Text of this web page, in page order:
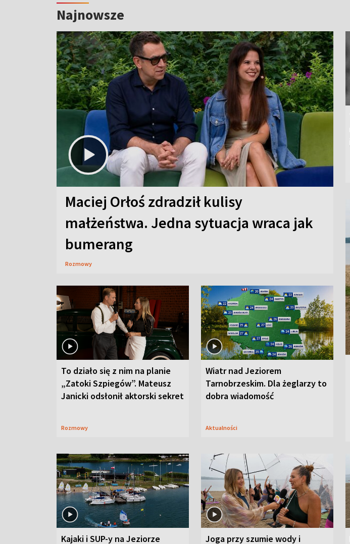
Najnowsze
Maciej Orłoś zdradził kulisy
małżeństwa. Jedna sytuacja wraca jak
bumerang
Rozmowy
To działo się z nim na planie
„Zatoki Szpiegów”. Mateusz
Janicki odsłonił aktorski sekret
Rozmowy
Wiatr nad Jeziorem
Tarnobrzeskim. Dla żeglarzy to
dobra wiadomość
Aktualności
Kajaki i SUP-y na Jeziorze Joga przy szumie wody i